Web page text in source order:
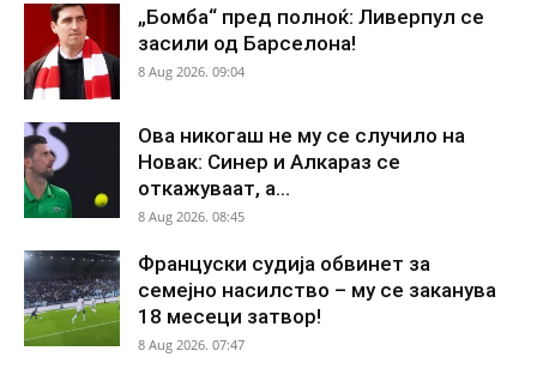
„Бомба“ пред полноќ: Ливерпул се
засили од Барселона!
8 Aug 2026. 09:04
Ова никогаш не му се случило на
Новак: Синер и Алкараз се
откажуваат, а...
8 Aug 2026. 08:45
Француски судија обвинет за
семејно насилство – му се заканува
18 месеци затвор!
8 Aug 2026. 07:47